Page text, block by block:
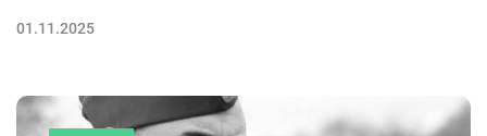
01.11.2025